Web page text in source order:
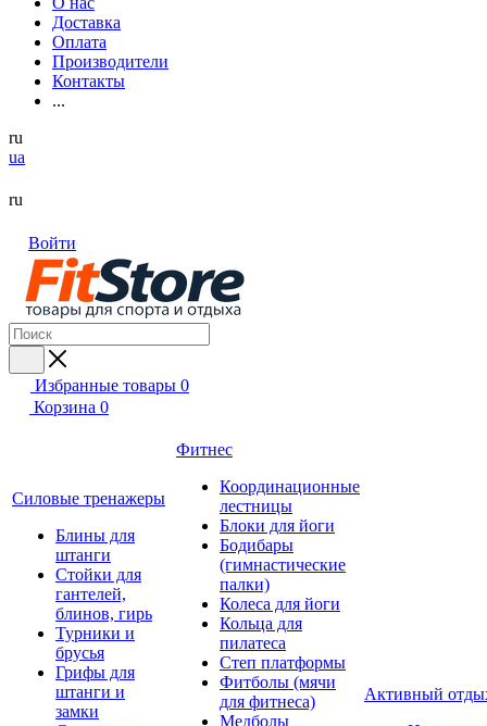
Доставка
Оплата
Производители
Контакты
...
ru
ua
ru
Войти
Избранные товары 0
Корзина 0
Силовые тренажеры
Блины для
штанги
Стойки для
гантелей,
блинов, гирь
Турники и
брусья
Грифы для
штанги и
замки
Фитнес
Координационные
лестницы
Блоки для йоги
Бодибары
(гимнастические
палки)
Колеса для йоги
Кольца для
пилатеса
Степ платформы
Фитболы (мячи
для фитнеса)
Медболы
Активный